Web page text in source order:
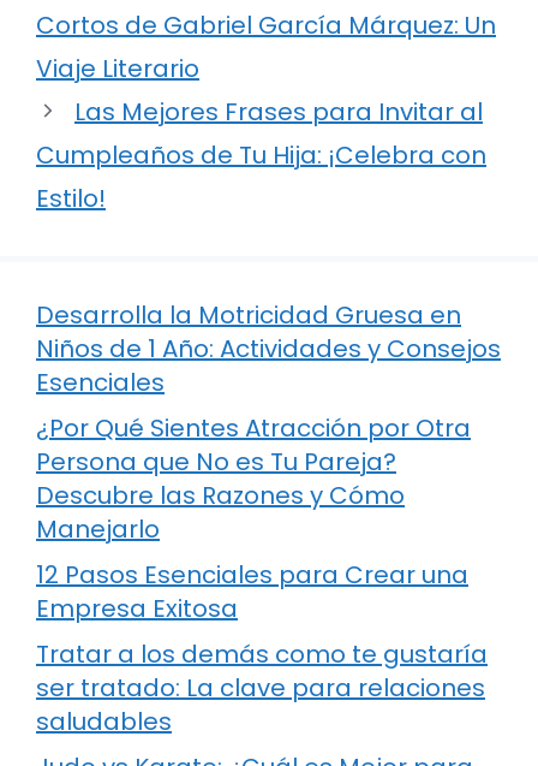
Cortos de Gabriel García Márquez: Un
Viaje Literario
Las Mejores Frases para Invitar al
Cumpleaños de Tu Hija: ¡Celebra con
Estilo!
Desarrolla la Motricidad Gruesa en
Niños de 1 Año: Actividades y Consejos
Esenciales
¿Por Qué Sientes Atracción por Otra
Persona que No es Tu Pareja?
Descubre las Razones y Cómo
Manejarlo
12 Pasos Esenciales para Crear una
Empresa Exitosa
Tratar a los demás como te gustaría
ser tratado: La clave para relaciones
saludables